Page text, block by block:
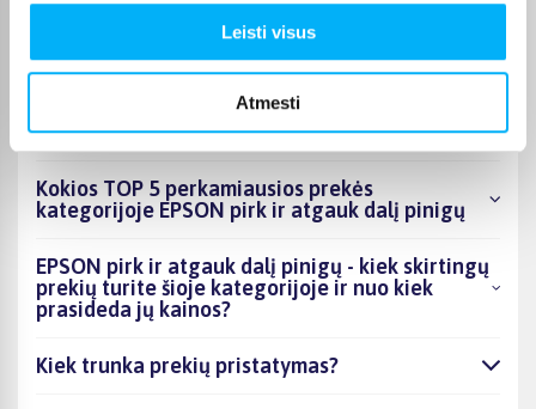
Leisti visus
Atmesti
DUK
Kokios TOP 5 perkamiausios prekės
kategorijoje EPSON pirk ir atgauk dalį pinigų
EPSON pirk ir atgauk dalį pinigų - kiek skirtingų
prekių turite šioje kategorijoje ir nuo kiek
prasideda jų kainos?
Kiek trunka prekių pristatymas?